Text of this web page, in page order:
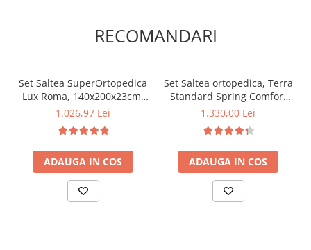
RECOMANDARI
Set Saltea SuperOrtopedica
Lux Roma, 140x200x23cm,
fermitate tare, cu plasa
reversibila, sistem aerisire
perimetral, Saltex plus
pilota hipoalergenica iarna,
umplutura poliester,
densitate 400g/mp,
180x200cm
1.026,97 Lei
ADAUGA IN COS
Set Saltea ortopedica, Terra
Standard Spring Comfort
140x200x26cm, cu plasa de
detasabila tricot,
hipoalergenica, fermitate
mediu spre tare, Saltsib
plus 2 perne matlasate
50x70cm, umplutura fibre
de poliester, lavabile la
1.330,00 Lei
ADAUGA IN COS